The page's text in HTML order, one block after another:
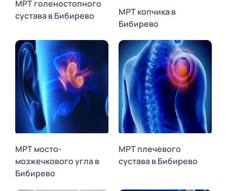
МРТ голеностопного
сустава в Бибирево
МРТ копчика в
Бибирево
МРТ мосто-
мозжечкового угла в
Бибирево
МРТ плечевого
сустава в Бибирево